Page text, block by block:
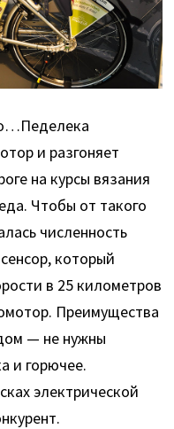
и разгоняет
на курсы вязания
Чтобы от такого
численность
который
в 25 километров
Преимущества
— не нужны
и горючее.
электрической